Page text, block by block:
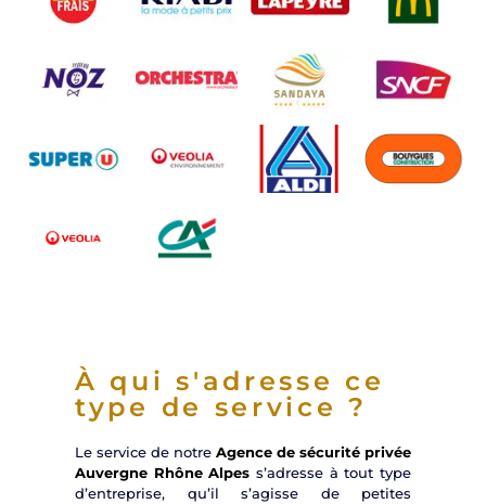
À qui s'adresse ce
type de service ?
Le service de notre Agence de sécurité privée
Auvergne Rhône Alpes s’adresse à tout type
d’entreprise, qu’il s’agisse de petites